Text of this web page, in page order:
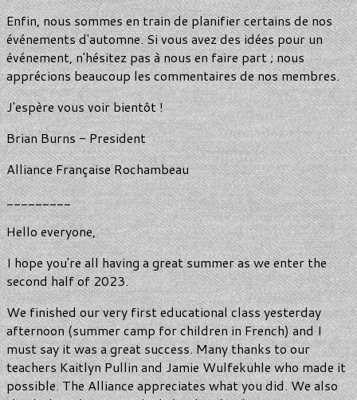
Enfin, nous sommes en train de planifier certains de nos
événements d'automne. Si vous avez des idées pour un
événement, n'hésitez pas à nous en faire part ; nous
apprécions beaucoup les commentaires de nos membres.
J'espère vous voir bientôt !
Brian Burns - President
Alliance Française Rochambeau
_________
Hello everyone,
I hope you're all having a great summer as we enter the
second half of 2023.
We finished our very first educational class yesterday
afternoon (summer camp for children in French) and I
must say it was a great success. Many thanks to our
teachers Kaitlyn Pullin and Jamie Wulfekuhle who made it
possible. The Alliance appreciates what you did. We also